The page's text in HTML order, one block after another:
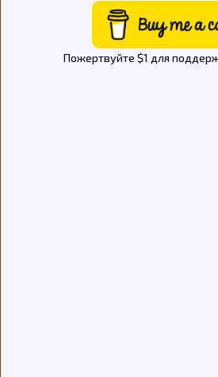
Пожертвуйте $1 для